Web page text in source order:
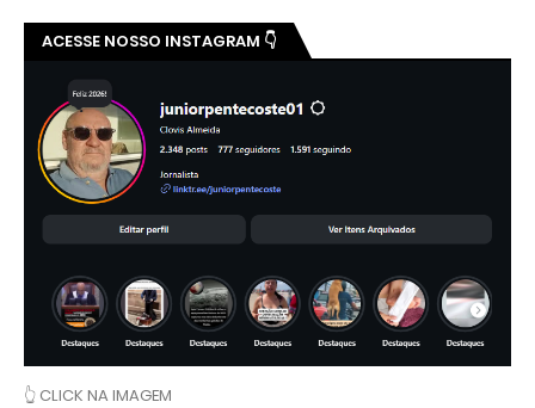
ACESSE NOSSO INSTAGRAM 👇
👆 CLICK NA IMAGEM